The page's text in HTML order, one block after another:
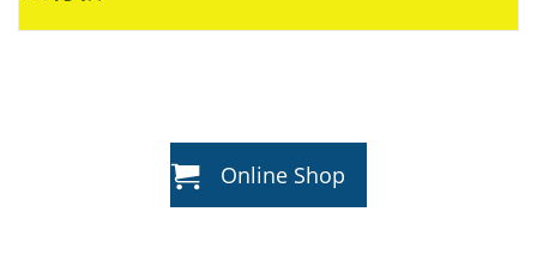
Online Shop